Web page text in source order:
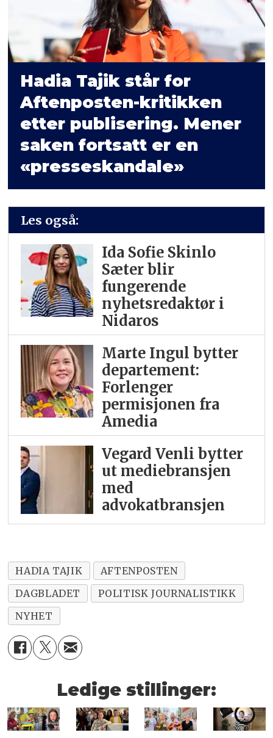
Hadia Tajik står for
Aftenposten-kritikken
etter publisering. Mener
saken fortsatt er en
«presse­skandale»
Les også:
Ida Sofie Skinlo
Sæter blir
fungerende
nyhetsredaktør i
Nidaros
Marte Ingul bytter
departement:
Forlenger
permisjonen fra
Amedia
Vegard Venli bytter
ut mediebransjen
med
advokatbransjen
HADIA TAJIK
AFTENPOSTEN
DAGBLADET
POLITISK JOURNALISTIKK
NYHET
Ledige stillinger: